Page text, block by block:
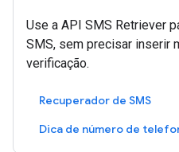
Use a API SMS Retriever
SMS, sem precisar inserir
verificação.
Recuperador de SMS
Dica de número de